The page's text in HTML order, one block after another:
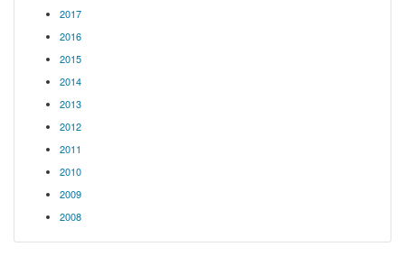
2017
2016
2015
2014
2013
2012
2011
2010
2009
2008